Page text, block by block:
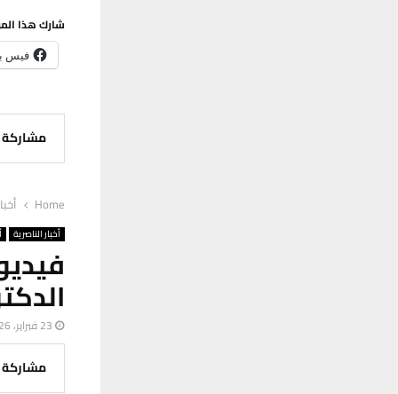
شارك هذا
فيس
مشاركة
Home
أخبار الناصرية
23 فبراير، 2026
مشاركة